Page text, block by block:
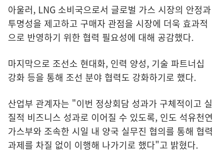
아울러, LNG 소비국으로서 글로벌 가스 시장의 안정과
투명성을 제고하고 구매자 관점을 시장에 더욱 효과적
으로 반영하기 위한 협력 필요성에 대해 공감했다.
마지막으로 조선소 현대화, 인력 양성, 기술 파트너십
강화 등을 통해 조선 분야 협력도 강화하기로 했다.
산업부 관계자는 "이번 정상회담 성과가 구체적이고 실
질적 비즈니스 성과로 이어질 수 있도록, 인도 석유천연
가스부와 조속한 시일 내 양국 실무진 협의를 통해 협력
과제를 차질 없이 이행해 나가기로 했다"고 밝혔다.